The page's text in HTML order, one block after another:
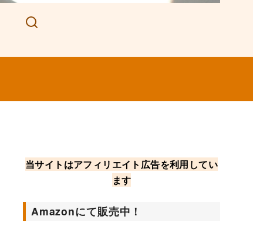
当サイトはアフィリエイト広告を利用してい
ます
Amazonにて販売中！